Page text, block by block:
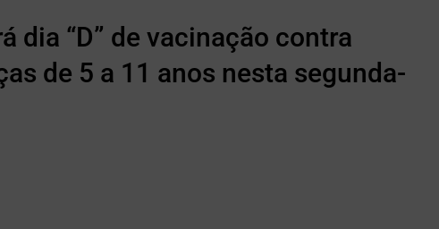
dia “D” de vacinação contra
de 5 a 11 anos nesta segunda-